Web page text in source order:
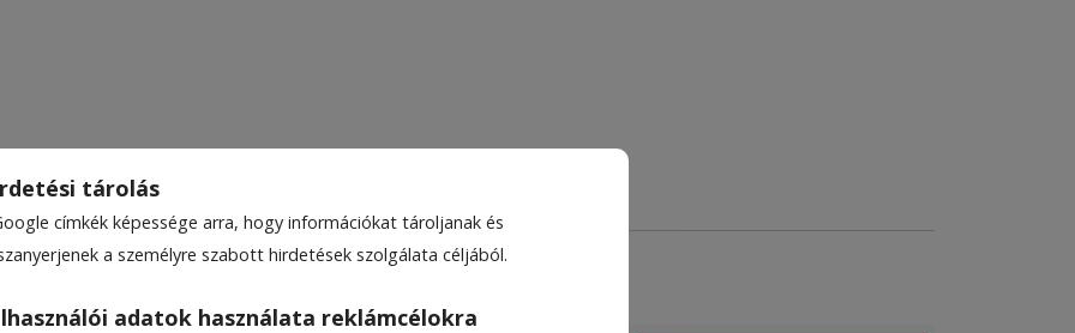
tárolás
címkék képessége arra, hogy információkat tároljanak és
a személyre szabott hirdetések szolgálata céljából.
adatok használata reklámcélokra
embere lenni